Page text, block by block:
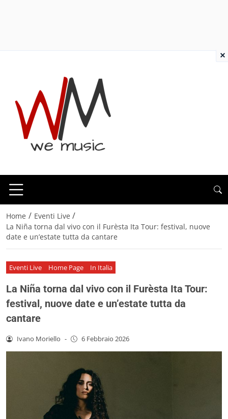
Home / Eventi Live /
La Niña torna dal vivo con il Furèsta Ita Tour: festival, nuove
date e un’estate tutta da cantare
Eventi Live Home Page In Italia
La Niña torna dal vivo con il Furèsta Ita Tour:
festival, nuove date e un’estate tutta da
cantare
Ivano Moriello - 6 Febbraio 2026
×